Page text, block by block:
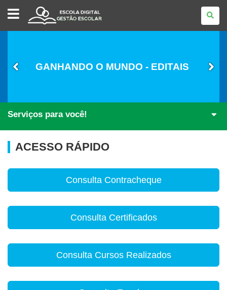
GESTÃO
ESCOLAR
GANHANDO O MUNDO - EDITAIS
Serviços para você!
ACESSO RÁPIDO
Consulta Contracheque
Consulta Certificados
Consulta Cursos Realizados